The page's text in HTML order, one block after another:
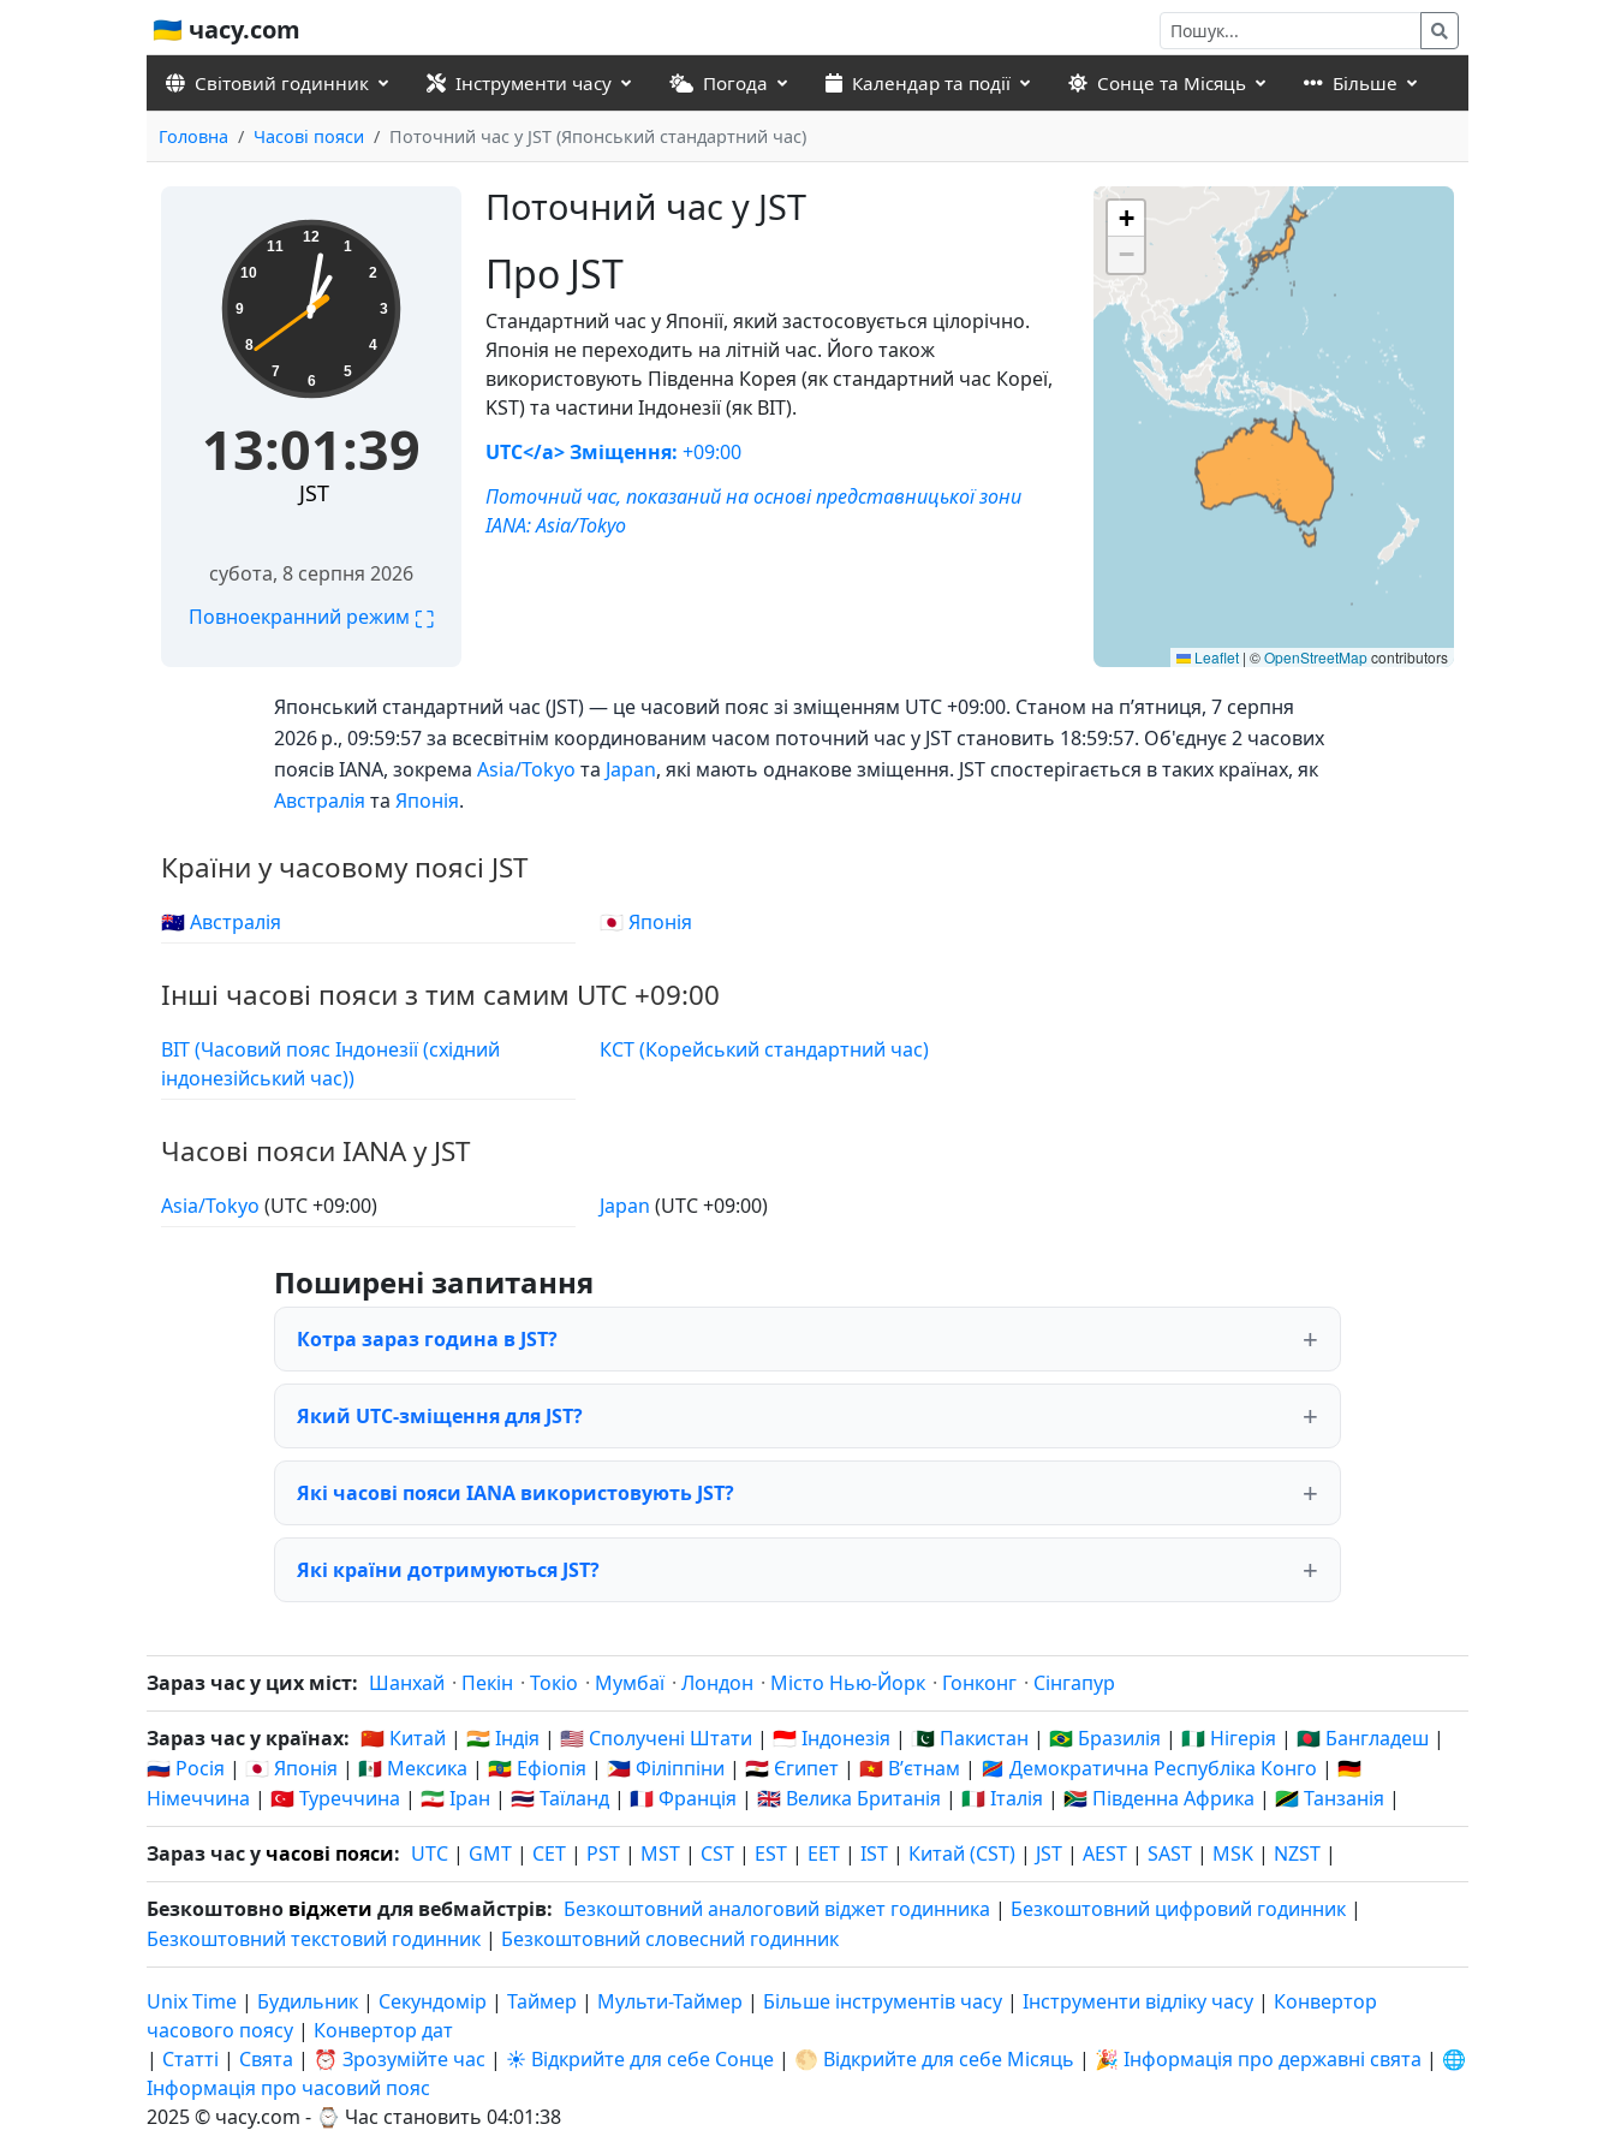
🇺🇦 часу.com
Світовий годинник Інструменти часу Погода Календар та події Сонце та Місяць Більше
Головна Часові пояси Поточний час у JST (Японський стандартний час)
Поточний час у JST
13:01:39 12
1
2
3
4
5
6
7
8
9
10
11
13:01:39
JST
субота, 8 серпня 2026
Повноекранний режим ⛶
Про JST
Стандартний час у Японії, який застосовується цілорічно.
Японія не переходить на літній час. Його також
використовують Південна Корея (як стандартний час Кореї,
KST) та частини Індонезії (як ВІТ).
UTC</a> Зміщення: +09:00
Поточний час, показаний на основі представницької зони
IANA:Asia/Tokyo
+
−
Leaflet | ©OpenStreetMapcontributors
Японський стандартний час (JST) — це часовий пояс зі зміщенням UTC +09:00. Станом на пʼятниця, 7 серпня
2026 р., 09:59:57 за всесвітнім координованим часом поточний час у JST становить 18:59:57. Об'єднує 2 часових
поясів IANA, зокрема Asia/Tokyo та Japan, які мають однакове зміщення. JST спостерігається в таких країнах, як
Австралія та Японія.
Країни у часовому поясі JST
🇦🇺 Австралія 🇯🇵 Японія
Інші часові пояси з тим самим UTC +09:00
ВІТ (Часовий пояс Індонезії (східний
індонезійський час))
КСТ (Корейський стандартний час)
Часові пояси IANA у JST
Asia/Tokyo (UTC +09:00) Japan(UTC +09:00)
Поширені запитання
Котра зараз година в JST?
Який UTC-зміщення для JST?
Які часові пояси IANA використовують JST?
Які країни дотримуються JST?
Зараз час у цих міст: Шанхай · Пекін · Токіо · Мумбаї · Лондон · Місто Нью-Йорк · Гонконг · Сінгапур
Зараз час у країнах: 🇨🇳 Китай | 🇮🇳 Індія | 🇺🇸 Сполучені Штати | 🇮🇩 Індонезія | 🇵🇰 Пакистан | 🇧🇷 Бразилія | 🇳🇬 Нігерія | 🇧🇩 Бангладеш |
🇷🇺 Росія | 🇯🇵 Японія | 🇲🇽 Мексика | 🇪🇹 Ефіопія | 🇵🇭 Філіппіни | 🇪🇬 Єгипет | 🇻🇳 Вʼєтнам | 🇨🇩 Демократична Республіка Конго | 🇩🇪
Німеччина | 🇹🇷 Туреччина | 🇮🇷 Іран | 🇹🇭 Таїланд | 🇫🇷 Франція | 🇬🇧 Велика Британія | 🇮🇹 Італія | 🇿🇦 Південна Африка | 🇹🇿 Танзанія |
Зараз час у часові пояси: UTC | GMT | CET | PST | MST | CST | EST | EET | IST | Китай (CST) | JST | AEST | SAST | MSK | NZST |
Безкоштовно віджети для вебмайстрів: Безкоштовний аналоговий віджет годинника | Безкоштовний цифровий годинник |
Безкоштовний текстовий годинник | Безкоштовний словесний годинник
Unix Time | Будильник | Секундомір | Таймер | Мульти-Таймер | Більше інструментів часу | Інструменти відліку часу | Конвертор
часового поясу | Конвертор дат
| Статті | Свята | ⏰ Зрозумійте час | ☀️ Відкрийте для себе Сонце | 🌕 Відкрийте для себе Місяць | 🎉 Інформація про державні свята | 🌐
Інформація про часовий пояс
2025 © часу.com - ⌚ Час становить 04:01:39